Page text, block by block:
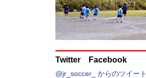
Twitter Facebook
@jr_soccer_ からのツイート